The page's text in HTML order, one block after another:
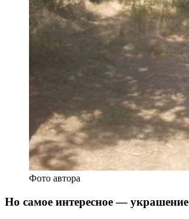
Фото автора
Но самое интересное — украшение